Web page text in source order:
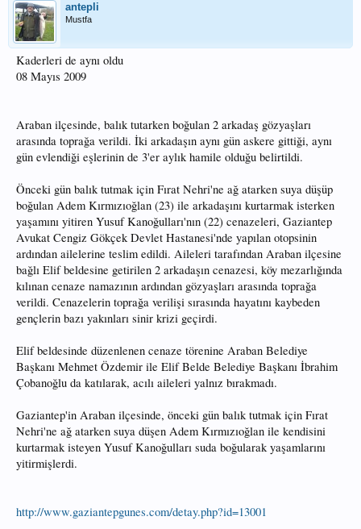
antepli
Mustfa
Kaderleri de aynı oldu
08 Mayıs 2009
Araban ilçesinde, balık tutarken boğulan 2 arkadaş gözyaşları
arasında toprağa verildi. İki arkadaşın aynı gün askere gittiği, aynı
gün evlendiği eşlerinin de 3'er aylık hamile olduğu belirtildi.
Önceki gün balık tutmak için Fırat Nehri'ne ağ atarken suya düşüp
boğulan Adem Kırmızıoğlan (23) ile arkadaşını kurtarmak isterken
yaşamını yitiren Yusuf Kanoğulları'nın (22) cenazeleri, Gaziantep
Avukat Cengiz Gökçek Devlet Hastanesi'nde yapılan otopsinin
ardından ailelerine teslim edildi. Aileleri tarafından Araban ilçesine
bağlı Elif beldesine getirilen 2 arkadaşın cenazesi, köy mezarlığında
kılınan cenaze namazının ardından gözyaşları arasında toprağa
verildi. Cenazelerin toprağa verilişi sırasında hayatını kaybeden
gençlerin bazı yakınları sinir krizi geçirdi.
Elif beldesinde düzenlenen cenaze törenine Araban Belediye
Başkanı Mehmet Özdemir ile Elif Belde Belediye Başkanı İbrahim
Çobanoğlu da katılarak, acılı aileleri yalnız bırakmadı.
Gaziantep'in Araban ilçesinde, önceki gün balık tutmak için Fırat
Nehri'ne ağ atarken suya düşen Adem Kırmızıoğlan ile kendisini
kurtarmak isteyen Yusuf Kanoğulları suda boğularak yaşamlarını
yitirmişlerdi.
http://www.gaziantepgunes.com/detay.php?id=13001